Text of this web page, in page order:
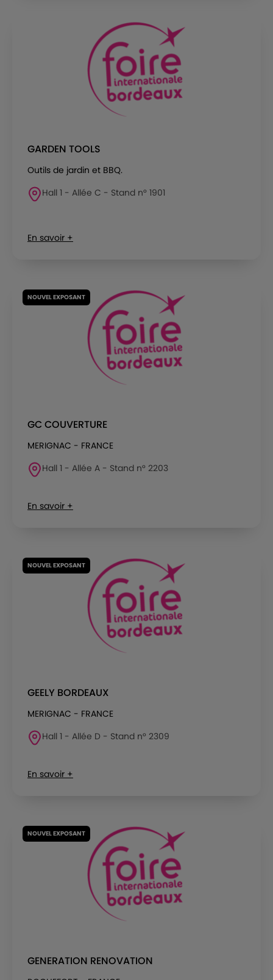
GARDEN TOOLS
Outils de jardin et BBQ.
Hall 1 - Allée C - Stand n° 1901
En savoir +
NOUVEL EXPOSANT
GC COUVERTURE
MERIGNAC - FRANCE
Hall 1 - Allée A - Stand n° 2203
En savoir +
NOUVEL EXPOSANT
GEELY BORDEAUX
MERIGNAC - FRANCE
Hall 1 - Allée D - Stand n° 2309
En savoir +
NOUVEL EXPOSANT
GENERATION RENOVATION